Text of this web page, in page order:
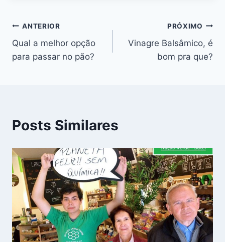
Navegação
de
ANTERIOR
Qual a melhor opção
para passar no pão?
PRÓXIMO
Vinagre Balsâmico, é
bom pra que?
Posts Similares